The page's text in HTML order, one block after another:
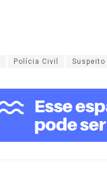
Polícia Civil Suspeito